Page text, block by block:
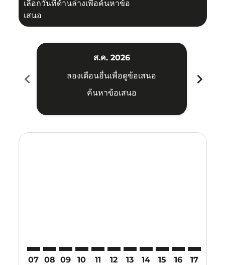
เลือกวันที่ด้านล่างเพื่อค้นหาข้อ
เสนอ
chevron_left
ส.ค. 2026
ลองเดือนอื่นเพื่อดูข้อเสนอ
ค้นหาข้อเสนอ
chevron_right
07 08 09 10 11 12 13 14 15 16 17